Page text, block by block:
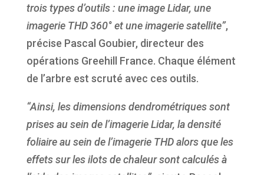
trois types d’outils : une image Lidar, une
imagerie THD 360° et une imagerie satellite”,
précise Pascal Goubier, directeur des
opérations Greehill France. Chaque élément
de l’arbre est scruté avec ces outils.
“Ainsi, les dimensions dendrométriques sont
prises au sein de l’imagerie Lidar, la densité
foliaire au sein de l’imagerie THD alors que les
effets sur les ilots de chaleur sont calculés à